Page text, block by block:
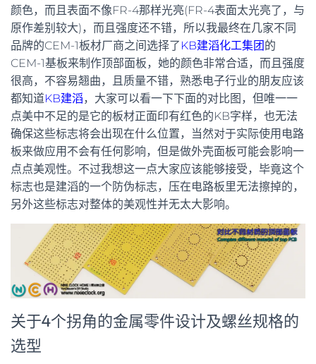
颜色，而且表面不像FR-4那样光亮(FR-4表面太光亮了，与
原作差别较大)，而且强度还不错，所以我最终在几家不同
品牌的CEM-1板材厂商之间选择了 KB建滔化工集团的
CEM-1基板来制作顶部面板，她的颜色非常合适，而且强度
很高，不容易翘曲，且质量不错，熟悉电子行业的朋友应该
都知道KB建滔，大家可以看一下下面的对比图，但唯一一
点美中不足的是它的板材正面印有红色的KB字样，也无法
确保这些标志将会出现在什么位置，当然对于实际使用电路
板来做应用不会有任何影响，但是做外壳面板可能会影响一
点点美观性。不过我想这一点大家应该能够接受，毕竟这个
标志也是建滔的一个防伪标志，压在电路板里无法擦掉的，
另外这些标志对整体的美观性并无太大影响。
关于4个拐角的金属零件设计及螺丝规格的
选型